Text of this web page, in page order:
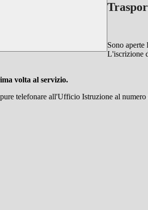
Sono aperte
L'iscrizione
volta al servizio.
telefonare all'Ufficio Istruzione al numero